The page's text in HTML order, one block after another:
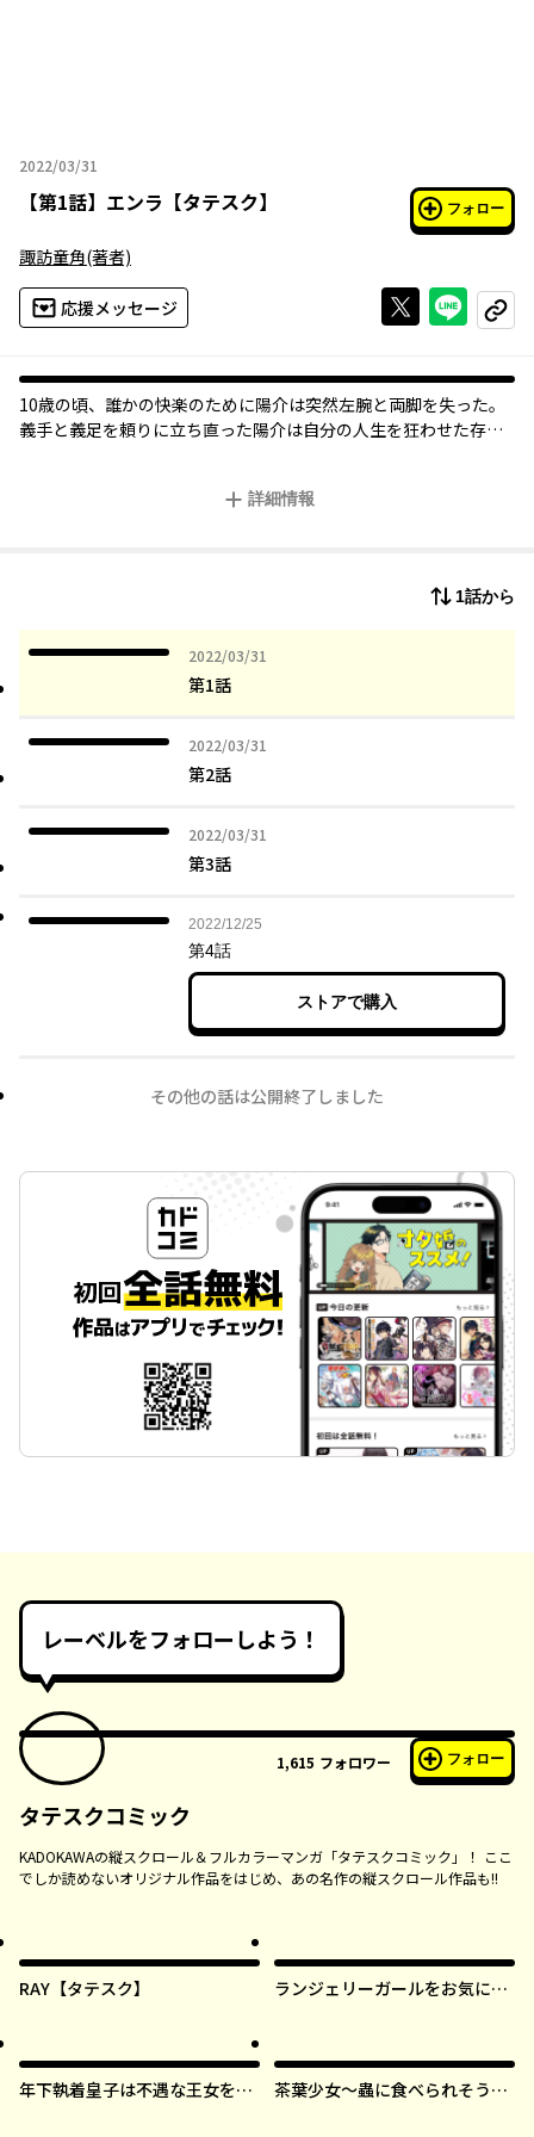
2022/03/31
2022年03月31日
【第1話】 エンラ【タテスク】 フォロー
諏訪童角(著者)
応援メッセージ Xで投稿する
ライン
コピー
10歳の頃、誰かの快楽のために陽介は突然左腕と両脚を失った。
義手と義足を頼りに立ち直った陽介は自分の人生を狂わせた存在
詳細情報
1話から
2022/03/31
2022年03月31日
第1話
2022/03/31
2022年03月31日
第2話
2022/03/31
2022年03月31日
第3話
2022/12/25
2022年12月25日
第4話
ストアで購入
その他の話は公開終了しました
レーベルをフォローしよう！
1,615 フォロワー フォロー
タテスクコミック
KADOKAWAの縦スクロール＆フルカラーマンガ「タテスクコミック」！ ここ
でしか読めないオリジナル作品をはじめ、あの名作の縦スクロール作品も!!
RAY【タテスク】
ランジェリーガールをお気に召
年下執着皇子は不遇な王女を愛
茶葉少女～蟲に食べられそうに